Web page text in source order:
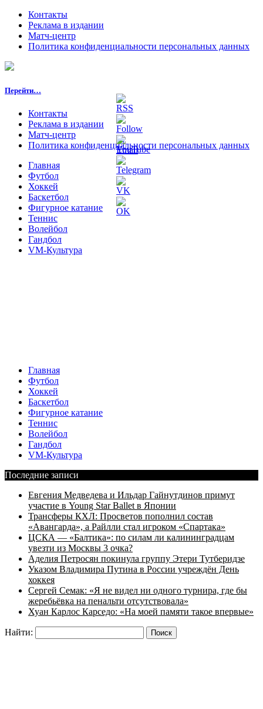
Контакты
Реклама в издании
Матч-центр
Политика конфиденциальности персональных данных
Перейти…
Контакты
Реклама в издании
Матч-центр
Политика конфиденциальности персональных данных
Главная
Футбол
Хоккей
Баскетбол
Фигурное катание
Теннис
Волейбол
Гандбол
VM-Культура
Главная
Футбол
Хоккей
Баскетбол
Фигурное катание
Теннис
Волейбол
Гандбол
VM-Культура
Последние записи
Евгения Медведева и Ильдар Гайнутдинов примут
участие в Young Star Ballet в Японии
Трансферы КХЛ: Просветов пополнил состав
«Авангарда», а Райлли стал игроком «Спартака»
ЦСКА — «Балтика»: по силам ли калининградцам
увезти из Москвы 3 очка?
Аделия Петросян покинула группу Этери Тутберидзе
Указом Владимира Путина в России учреждён День
хоккея
Сергей Семак: «Я не видел ни одного турнира, где бы
жеребьёвка на пенальти отсутствовала»
Хуан Карлос Карседо: «На моей памяти такое впервые»
Найти: